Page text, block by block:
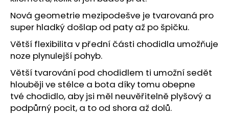
Nová geometrie mezipodešve je tvarovaná pro
super hladký došlap od paty až po špičku.
Větší flexibilita v přední části chodidla umožňuje
noze plynulejší pohyb.
Větší tvarování pod chodidlem ti umožní sedět
hlouběji ve stélce a bota díky tomu obepne
tvé chodidlo, aby jsi měl neuvěřitelně plyšový a
podpůrný pocit, a to od shora až dolů.
o
p
o
r
u
č
u
j
e
m